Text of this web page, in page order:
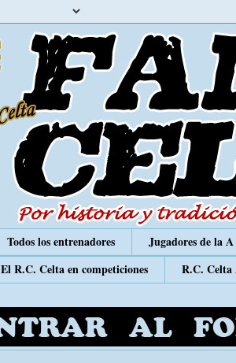
Todos los entrenadores Jugadores de la
El R.C. Celta en competiciones R.C.